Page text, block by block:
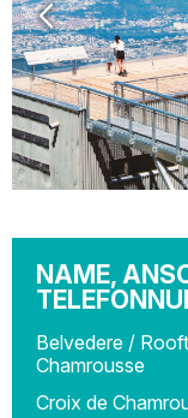
NAME,
Belvedere /
Chamrousse
Croix de